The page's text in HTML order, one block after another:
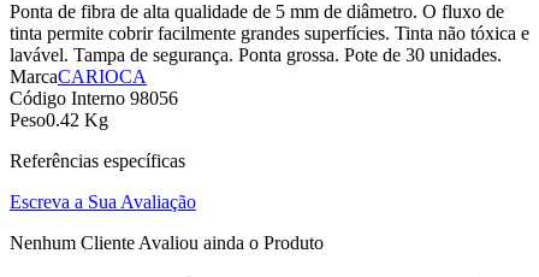
Ponta de fibra de alta qualidade de 5 mm de diâmetro. O fluxo de
tinta permite cobrir facilmente grandes superfícies. Tinta não tóxica e
lavável. Tampa de segurança. Ponta grossa. Pote de 30 unidades.
MarcaCARIOCA
Código Interno 98056
Peso0.42 Kg
Referências específicas
Escreva a Sua Avaliação
Nenhum Cliente Avaliou ainda o Produto